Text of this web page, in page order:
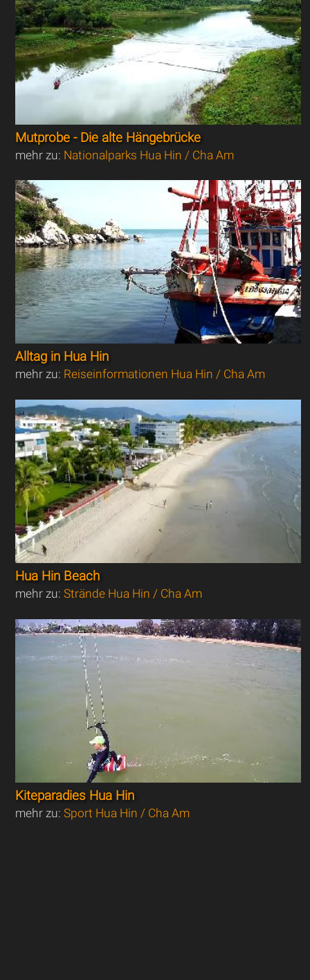
Mutprobe - Die alte Hängebrücke
mehr zu: Nationalparks Hua Hin / Cha Am
Alltag in Hua Hin
mehr zu: Reiseinformationen Hua Hin / Cha Am
Hua Hin Beach
mehr zu:Strände Hua Hin / Cha Am
Kiteparadies Hua Hin
mehr zu:Sport Hua Hin / Cha Am